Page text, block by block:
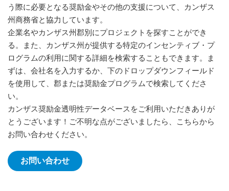
う際に必要となる奨励金やその他の支援について、カンザス
州商務省と協力しています。
企業名やカンザス州郡別にプロジェクトを探すことができ
る。また、カンザス州が提供する特定のインセンティブ・プ
ログラムの利用に関する詳細を検索することもできます。ま
ずは、会社名を入力するか、下のドロップダウンフィールド
を使用して、郡または奨励金プログラムで検索してくださ
い。
カンザス奨励金透明性データベースをご利用いただきありが
とうございます！ご不明な点がございましたら、こちらから
お問い合わせください。
お問い合わせ